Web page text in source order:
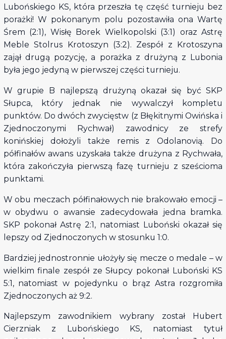
Lubońskiego KS, która przeszła tę część turnieju bez
porażki! W pokonanym polu pozostawiła ona Wartę
Śrem (2:1), Wisłę Borek Wielkopolski (3:1) oraz Astrę
Meble Stolrus Krotoszyn (3:2). Zespół z Krotoszyna
zajął drugą pozycję, a porażka z drużyną z Lubonia
była jego jedyną w pierwszej części turnieju.
W grupie B najlepszą drużyną okazał się być SKP
Słupca, który jednak nie wywalczył kompletu
punktów. Do dwóch zwycięstw (z Błękitnymi Owińska i
Zjednoczonymi Rychwał) zawodnicy ze strefy
konińskiej dołożyli także remis z Odolanovią. Do
półfinałów awans uzyskała także drużyna z Rychwała,
która zakończyła pierwszą fazę turnieju z sześcioma
punktami.
W obu meczach półfinałowych nie brakowało emocji –
w obydwu o awansie zadecydowała jedna bramka.
SKP pokonał Astrę 2:1, natomiast Luboński okazał się
lepszy od Zjednoczonych w stosunku 1:0.
Bardziej jednostronnie ułożyły się mecze o medale – w
wielkim finale zespół ze Słupcy pokonał Luboński KS
5:1, natomiast w pojedynku o brąz Astra rozgromiła
Zjednoczonych aż 9:2.
Najlepszym zawodnikiem wybrany został Hubert
Cierzniak z Lubońskiego KS, natomiast tytuł